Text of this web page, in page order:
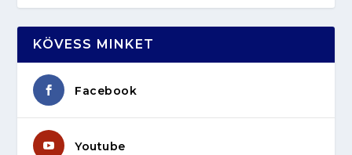
KÖVESS MINKET
Facebook
Youtube